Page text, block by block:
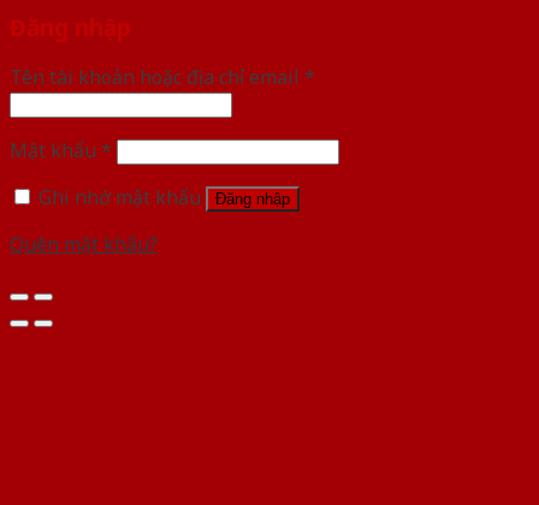
Đăng nhập
Tên tài khoản hoặc địa chỉ email *
Mật khẩu *
Ghi nhớ mật khẩu
Đăng nhập
Quên mật khẩu?